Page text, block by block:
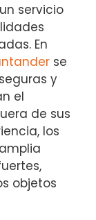
servicio
En
se
y
el
de sus
los
objetos